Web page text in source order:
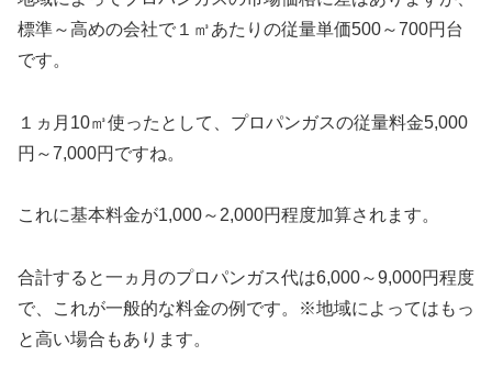
標準～高めの会社で１㎥あたりの従量単価500～700円台
です。
１ヵ月10㎥使ったとして、プロパンガスの従量料金5,000
円～7,000円ですね。
これに基本料金が1,000～2,000円程度加算されます。
合計すると一ヵ月のプロパンガス代は6,000～9,000円程度
で、これが一般的な料金の例です。※地域によってはもっ
と高い場合もあります。